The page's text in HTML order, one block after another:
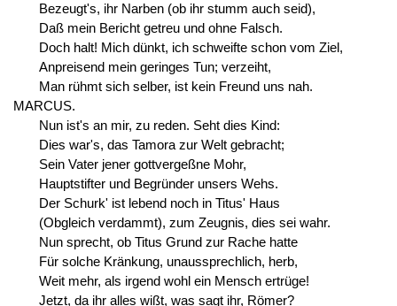
Bezeugt's, ihr Narben (ob ihr stumm auch seid),
Daß mein Bericht getreu und ohne Falsch.
Doch halt! Mich dünkt, ich schweifte schon vom Ziel,
Anpreisend mein geringes Tun; verzeiht,
Man rühmt sich selber, ist kein Freund uns nah.
MARCUS.
Nun ist's an mir, zu reden. Seht dies Kind:
Dies war's, das Tamora zur Welt gebracht;
Sein Vater jener gottvergeßne Mohr,
Hauptstifter und Begründer unsers Wehs.
Der Schurk' ist lebend noch in Titus' Haus
(Obgleich verdammt), zum Zeugnis, dies sei wahr.
Nun sprecht, ob Titus Grund zur Rache hatte
Für solche Kränkung, unaussprechlich, herb,
Weit mehr, als irgend wohl ein Mensch ertrüge!
Jetzt, da ihr alles wißt, was sagt ihr, Römer?